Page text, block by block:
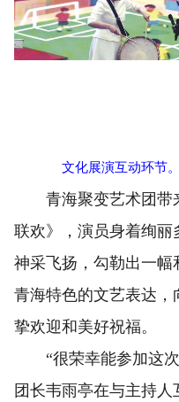
文化展演互动环节
青海聚变艺术团带
联欢》，演员身着绚丽
神采飞扬，勾勒出一
青海特色的文艺表达
挚欢迎和美好祝福。
“很荣幸能参加这次
团长韦雨亭在与主持